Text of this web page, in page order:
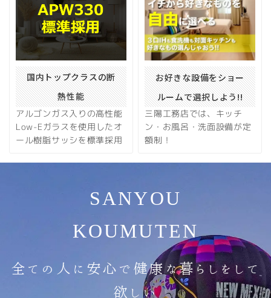
国内トップクラスの断
熱性能
アルゴンガス入りの高性能
Low-Eガラスを使用したオ
ール樹脂サッシを標準採用
お好きな設備をショー
ルームで選択しよう!!
三陽工務店では、キッチ
ン・お風呂・洗面設備が定
額制！
SANYOU
KOUMUTEN
全ての人に安心で健康な暮らしをして
欲しい